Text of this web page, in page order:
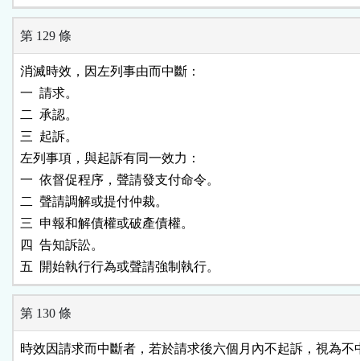
第 129 條
消滅時效，因左列事由而中斷：
一  請求。
二  承認。
三  起訴。
左列事項，與起訴有同一效力：
一  依督促程序，聲請發支付命令。
二  聲請調解或提付仲裁。
三  申報和解債權或破產債權。
四  告知訴訟。
五  開始執行行為或聲請強制執行。
第 130 條
時效因請求而中斷者，若於請求後六個月內不起訴，視為不